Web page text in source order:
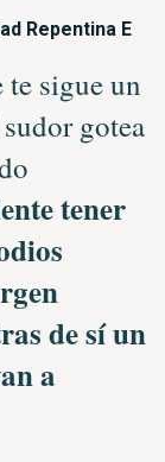
Repentina E
sigue un
gotea
tener
de sí un
a